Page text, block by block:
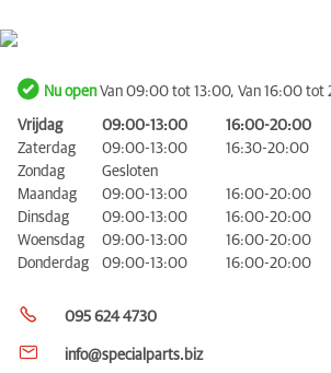
Nu openVan 09:00 tot 13:00, Van 16:00 tot
Vrijdag 09:00-13:00
16:00-20:00
Zaterdag
09:00-13:00
16:30-20:00
Zondag
Gesloten
Maandag
09:00-13:00
16:00-20:00
Dinsdag
09:00-13:00
16:00-20:00
Woensdag
09:00-13:00
16:00-20:00
Donderdag
09:00-13:00 16:00-20:00
095 624 4730
info@specialparts.biz